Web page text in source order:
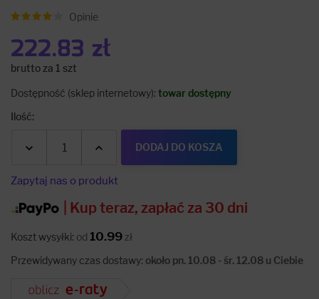
Opinie
222.83 zł
brutto za 1 szt
Dostępność (sklep internetowy): towar dostępny
Ilość:
DODAJ DO KOSZA
Zapytaj nas o produkt
| Kup teraz, zapłać za 30 dni
Koszt wysyłki: od 10.99 zł
Przewidywany czas dostawy: około pn. 10.08 - śr. 12.08 u Ciebie